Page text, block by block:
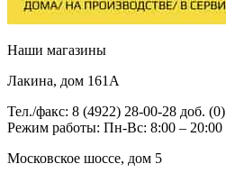
Наши магазины
Лакина, дом 161А
Тел./факс: 8 (4922) 28-00-28 доб. (0)
Режим работы: Пн-Вс: 8:00 – 20:00
Московское шоссе, дом 5